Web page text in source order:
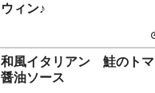
ウィン♪
和風イタリアン 鮭のト
醤油ソース